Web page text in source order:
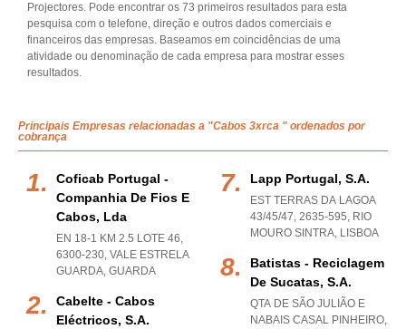
Projectores. Pode encontrar os 73 primeiros resultados para esta
pesquisa com o telefone, direção e outros dados comerciais e
financeiros das empresas. Baseamos em coincidências de uma
atividade ou denominação de cada empresa para mostrar esses
resultados.
Principais Empresas relacionadas a "Cabos 3xrca " ordenados por
cobrança
Coficab Portugal -
Companhia De Fios E
Cabos, Lda
EN 18-1 KM 2.5 LOTE 46,
6300-230, VALE ESTRELA
GUARDA, GUARDA
Cabelte - Cabos
Eléctricos, S.a.
Lapp Portugal, S.a.
EST TERRAS DA LAGOA
43/45/47, 2635-595, RIO
MOURO SINTRA, LISBOA
Batistas - Reciclagem
De Sucatas, S.a.
QTA DE SÃO JULIÃO E
NABAIS CASAL PINHEIRO,